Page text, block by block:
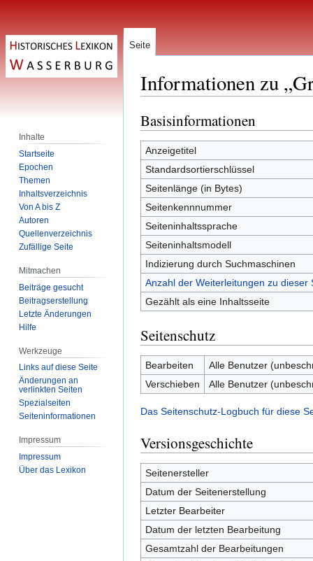
Informationen zu
Zur
Navigation
springen
Zur
Suche
springen
Basisinformationen
Anzeigetitel
Standardsortierschlüssel
Seitenlänge (in Bytes)
Seitenkennnummer
Seiteninhaltssprache
Seiteninhaltsmodell
Indizierung durch Suchmaschinen
Anzahl der Weiterleitungen zu dieser
Gezählt als eine Inhaltsseite
Seitenschutz
Bearbeiten
Alle Benutzer
Verschieben
Alle Benutzer
Das Seitenschutz-Logbuch für diese
Versionsgeschichte
Seitenersteller
Datum der Seitenerstellung
Letzter Bearbeiter
Datum der letzten Bearbeitung
Gesamtzahl der Bearbeitungen
Seite
Inhalte
Startseite
Epochen
Themen
Inhaltsverzeichnis
Von A bis Z
Autoren
Quellenverzeichnis
Zufällige Seite
Mitmachen
Beiträge gesucht
Beitragserstellung
Letzte Änderungen
Hilfe
Werkzeuge
Links auf diese Seite
Änderungen an
verlinkten Seiten
Spezialseiten
Seiten­­informationen
Impressum
Impressum
Über das Lexikon